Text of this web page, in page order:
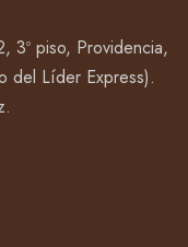
3º piso, Providencia,
del Líder Express).